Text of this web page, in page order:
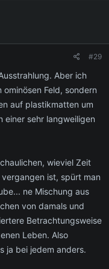
#29
Aber ich
Feld, sondern
auf plastikmatten um
einer sehr langweiligen
wieviel Zeit
ist, spürt man
ne Mischung aus
von damals und
Betrachtungsweise
Leben. Also
ja bei jedem anders.